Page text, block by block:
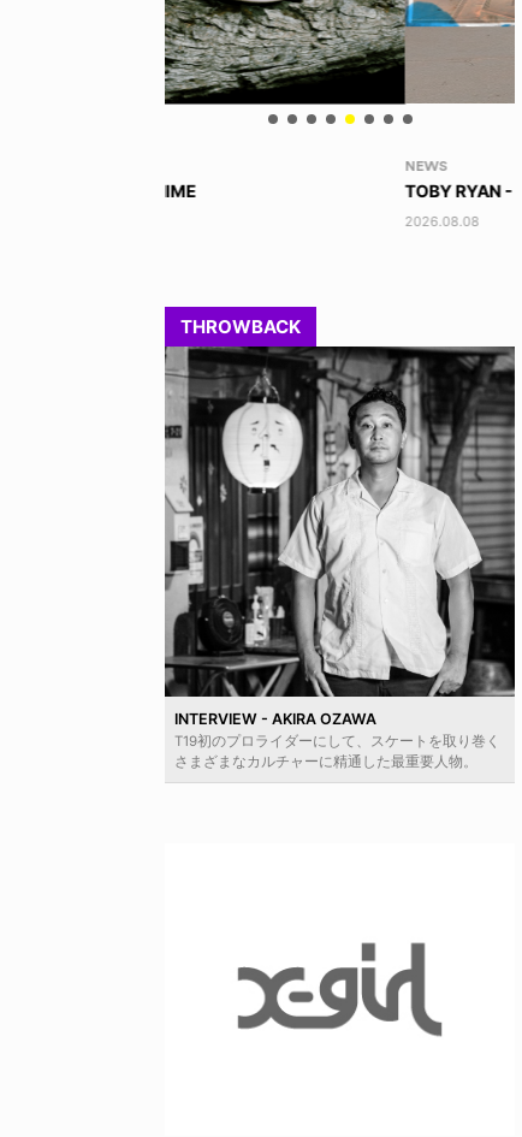
TOBY RYAN - PRO FOR REAL
THROWBACK
INTERVIEW - AKIRA OZAWA
T19初のプロライダーにして、スケートを取り巻く
さまざまなカルチャーに精通した最重要人物。